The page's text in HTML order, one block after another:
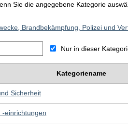
Sie die angegebene Kategorie
Brandbekämpfung, Polizei und
Nur in dieser
Kategoriename
Sicherheit
-einrichtungen